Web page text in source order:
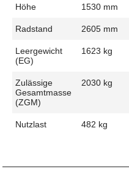
Höhe 1530 mm
Radstand 2605 mm
Leergewicht
(EG)
1623 kg
Zulässige
Gesamtmasse
(zGM)
2030 kg
Nutzlast 482 kg